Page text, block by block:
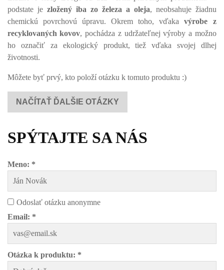
podstate je zložený iba zo železa a oleja, neobsahuje žiadnu
chemickú povrchovú úpravu. Okrem toho, vďaka výrobe z
recyklovaných kovov, pochádza z udržateľnej výroby a možno
ho označiť za ekologický produkt, tiež vďaka svojej dlhej
životnosti.
Môžete byť prvý, kto položí otázku k tomuto produktu :)
NAČÍTAŤ ĎALŠIE OTÁZKY
SPÝTAJTE SA NÁS
Meno: *
Odoslať otázku anonymne
Email: *
Otázka k produktu: *